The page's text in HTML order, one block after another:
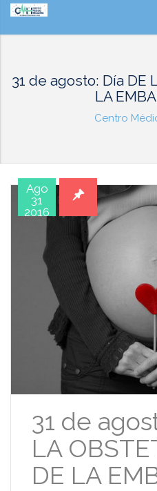
31 de agosto: Día DE
LA
Centro
Ago
31
2016
31 de
LA
DE LA